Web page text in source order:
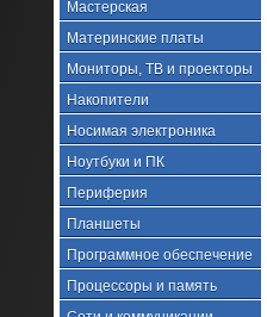
Мастерская
Материнские платы
Мониторы, ТВ и проекторы
Накопители
Носимая электроника
Ноутбуки и ПК
Периферия
Планшеты
Программное обеспечение
Процессоры и память